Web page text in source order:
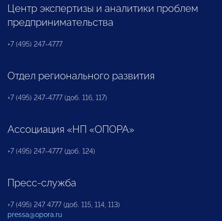
Центр экспертизы и аналитики проблем
предпринимательства
+7 (495) 247-4777
Отдел регионального развития
+7 (495) 247-4777 (доб. 116, 117)
Ассоциация «НП «ОПОРА»
+7 (495) 247-4777 (доб. 124)
Пресс-служба
+7 (495) 247 4777 (доб. 115, 114, 113)
pressa@opora.ru